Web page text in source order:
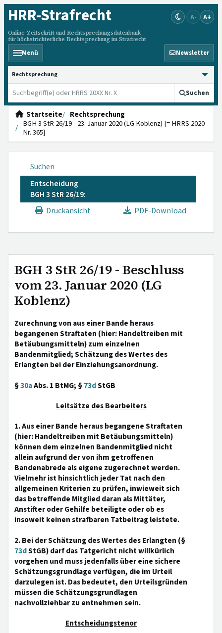
HRR-Strafrecht
Online-Zeitschrift und Rechtsprechungsdatenbank
für höchstrichterliche Rechtsprechung im Strafrecht
A- A+
Menü Newsletter
HRRS durchsuchen
Suchen
Startseite
Rechtsprechung
BGH 3 StR 26/19 - 23. Januar 2020 (LG Koblenz) [= HRRS 2020
Nr. 365]
Suchen
Entscheidung
BGH 3 StR 26/19:
Druckansicht
PDF-Download
BGH 3 StR 26/19 - Beschluss
vom 23. Januar 2020 (LG
Koblenz)
Zurechnung von aus einer Bande heraus
begangenen Straftaten (hier: Handeltreiben mit
Betäubungsmitteln) zum einzelnen
Bandenmitglied; Schätzung des Wertes des
Erlangten bei der Einziehungsanordnung.
§30aAbs. 1 BtMG; §73dStGB
Leitsätze des Bearbeiters
1. Aus einer Bande heraus begangene Straftaten
(hier: Handeltreiben mit Betäubungsmitteln)
können dem einzelnen Bandenmitglied nicht
allein aufgrund der von ihm getroffenen
Bandenabrede als eigene zugerechnet werden.
Vielmehr ist hinsichtlich jeder Tat nach den
allgemeinen Kriterien zu prüfen, inwieweit sich
das betreffende Mitglied daran als Mittäter,
Anstifter oder Gehilfe beteiligte oder ob es
insoweit keinen strafbaren Tatbeitrag leistete.
2. Bei der Schätzung des Wertes des Erlangten (§
73dStGB) darf das Tatgericht nicht willkürlich
vorgehen und muss jedenfalls über eine sichere
Schätzungsgrundlage verfügen, die im Urteil
darzulegen ist. Das bedeutet, den Urteilsgründen
müssen die Schätzungsgrundlagen
nachvollziehbar zu entnehmen sein.
Entscheidungstenor